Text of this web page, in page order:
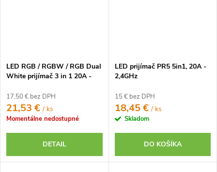
LED RGB / RGBW / RGB Dual
White prijímač 3 in 1 20A -
17,50 € bez DPH
21,53 €/ ks
Momentálne nedostupné
DETAIL
LED prijímač PR5 5in1, 20A -
2,4GHz
15 € bez DPH
18,45 €/ ks
Skladom
DO KOŠÍKA